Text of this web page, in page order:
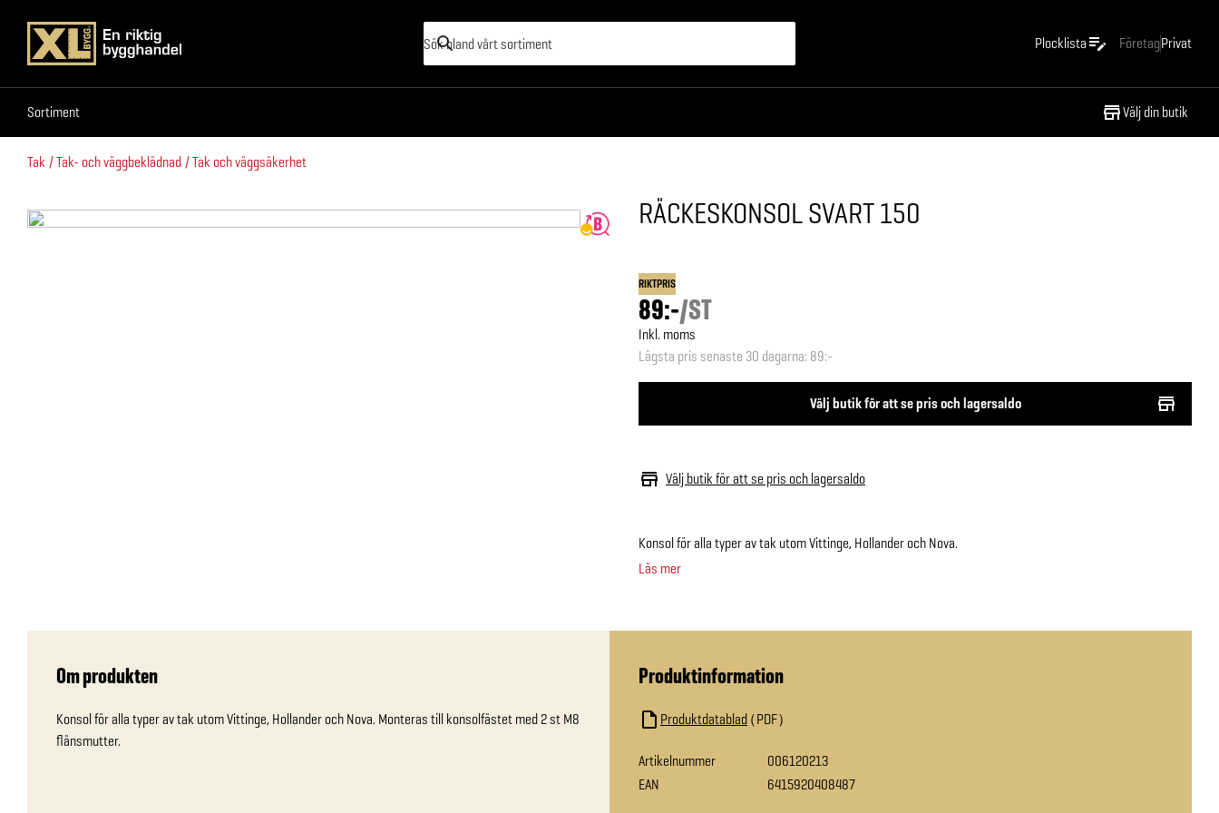
Plocklista FöretagPrivat
Sortiment Välj din butik
Sortiment
Tak Tak- och väggbeklädnad Tak och väggsäkerhet
RÄCKESKONSOL SVART 150
RIKTPRIS
89:-/ST
Inkl. moms
Lägsta pris senaste 30 dagarna: 89:-
Välj butik för att se pris och lagersaldo
Välj butik för att se pris och lagersaldo
Konsol för alla typer av tak utom Vittinge, Hollander och Nova.
Läs mer
Om produkten
Konsol för alla typer av tak utom Vittinge, Hollander och Nova. Monteras till konsolfästet med 2 st M8
flänsmutter.
Produktinformation
Produktdatablad PDF
Artikelnummer
006120213
EAN
6415920408487